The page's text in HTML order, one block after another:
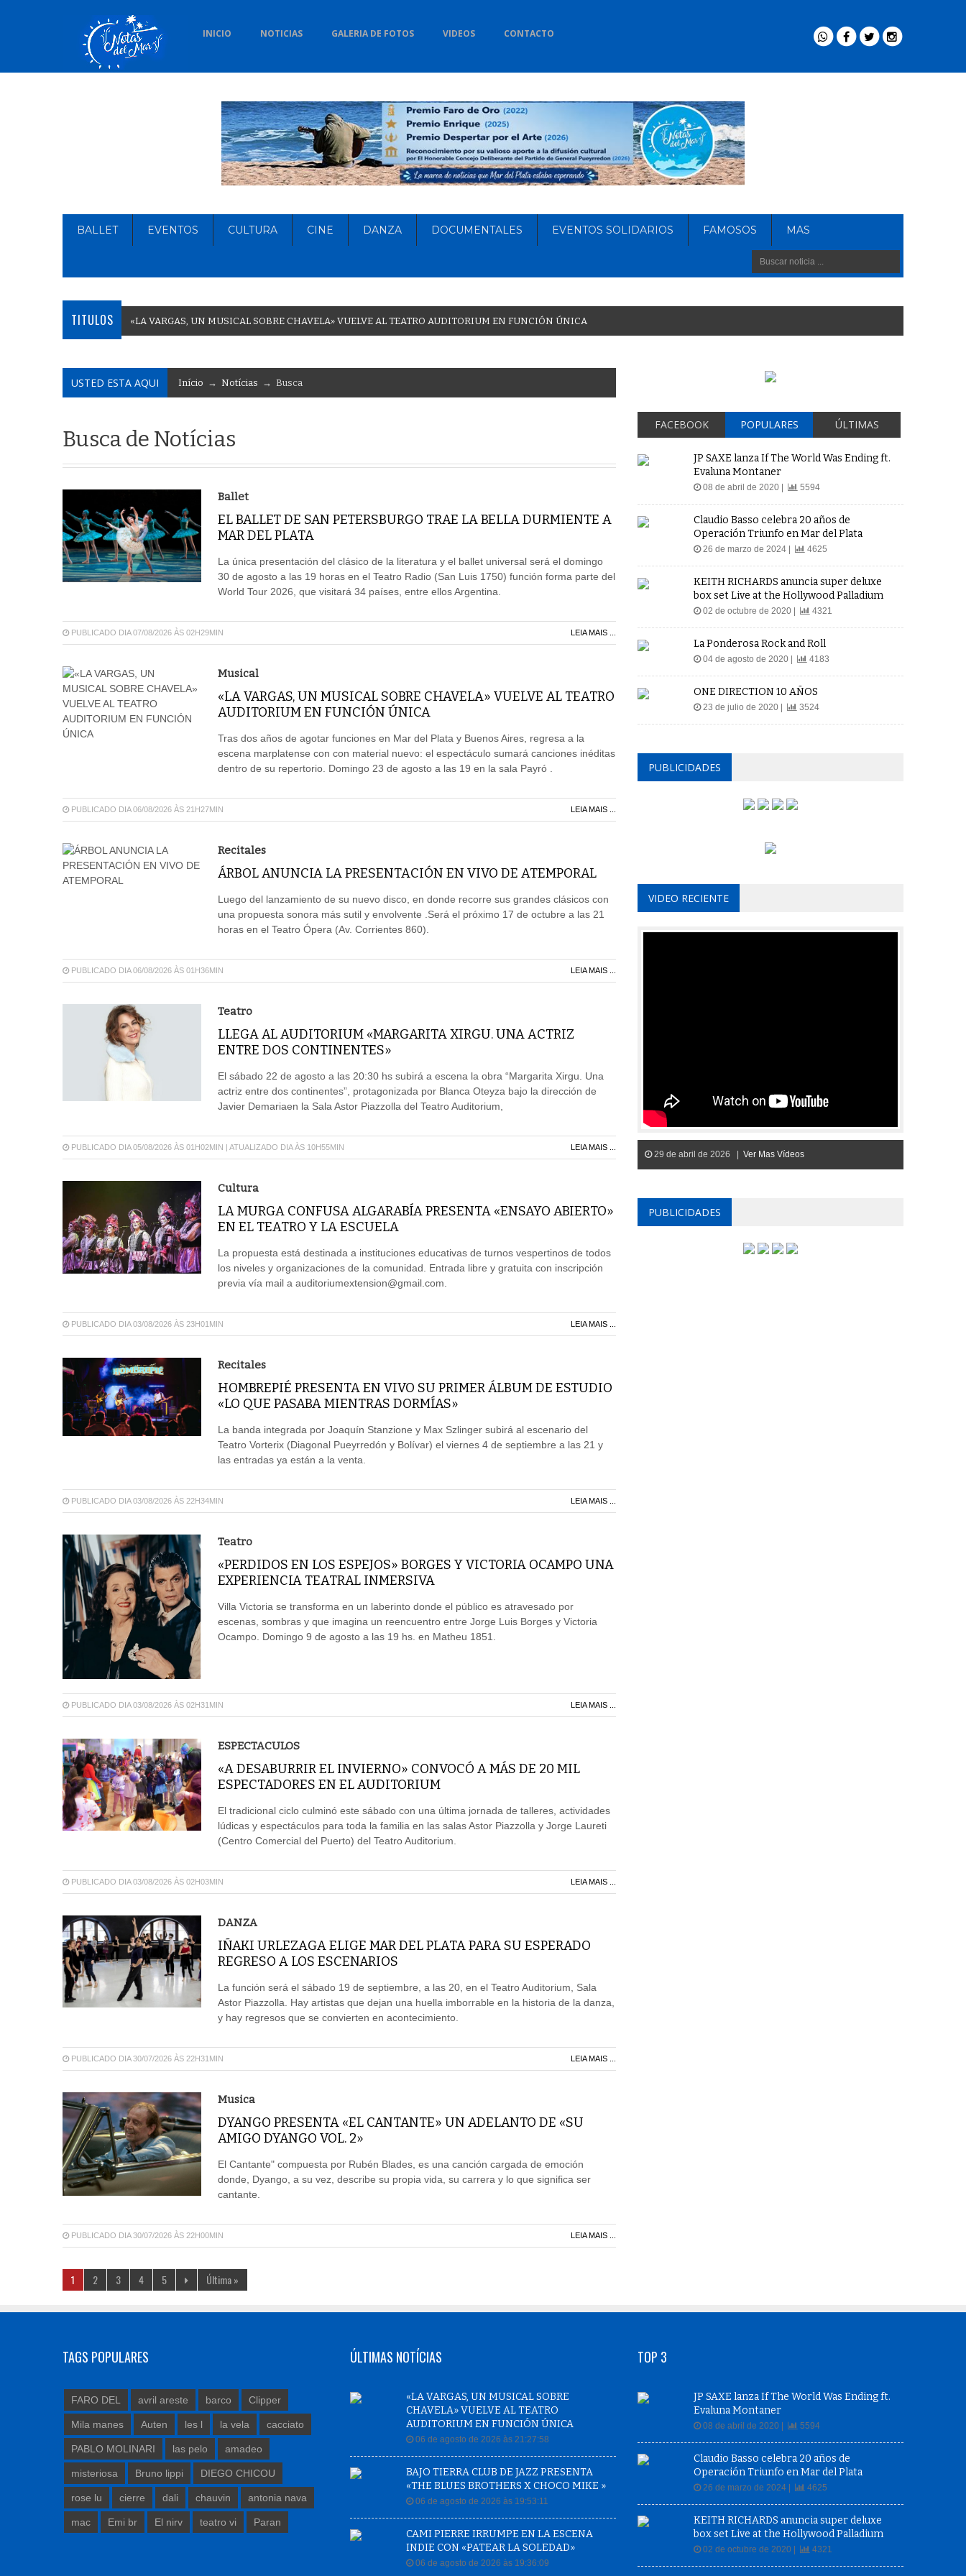
INICIO NOTICIAS GALERIA DE FOTOS VIDEOS CONTACTO
BALLET EVENTOS CULTURA CINE DANZA DOCUMENTALES EVENTOS SOLIDARIOS FAMOSOS MAS
TITULOS «LA VARGAS, UN MUSICAL SOBRE CHAVELA» VUELVE AL TEATRO AUDITORIUM EN FUNCIÓN ÚNICA
USTED ESTA AQUI Início → Notícias → Busca
Busca de Notícias
Ballet
EL BALLET DE SAN PETERSBURGO TRAE LA BELLA DURMIENTE A
MAR DEL PLATA
La única presentación del clásico de la literatura y el ballet universal será el domingo
30 de agosto a las 19 horas en el Teatro Radio (San Luis 1750) función forma parte del
World Tour 2026, que visitará 34 países, entre ellos Argentina.
PUBLICADO DIA 07/08/2026 ÀS 02H29MIN LEIA MAIS ...
Musical
«LA VARGAS, UN MUSICAL SOBRE CHAVELA» VUELVE AL TEATRO
AUDITORIUM EN FUNCIÓN ÚNICA
Tras dos años de agotar funciones en Mar del Plata y Buenos Aires, regresa a la
escena marplatense con con material nuevo: el espectáculo sumará canciones inéditas
dentro de su repertorio. Domingo 23 de agosto a las 19 en la sala Payró .
PUBLICADO DIA 06/08/2026 ÀS 21H27MIN LEIA MAIS ...
Recitales
ÁRBOL ANUNCIA LA PRESENTACIÓN EN VIVO DE ATEMPORAL
Luego del lanzamiento de su nuevo disco, en donde recorre sus grandes clásicos con
una propuesta sonora más sutil y envolvente .Será el próximo 17 de octubre a las 21
horas en el Teatro Ópera (Av. Corrientes 860).
PUBLICADO DIA 06/08/2026 ÀS 01H36MIN LEIA MAIS ...
Teatro
LLEGA AL AUDITORIUM «MARGARITA XIRGU. UNA ACTRIZ
ENTRE DOS CONTINENTES»
El sábado 22 de agosto a las 20:30 hs subirá a escena la obra “Margarita Xirgu. Una
actriz entre dos continentes”, protagonizada por Blanca Oteyza bajo la dirección de
Javier Demariaen la Sala Astor Piazzolla del Teatro Auditorium,
PUBLICADO DIA 05/08/2026 ÀS 01H02MIN | ATUALIZADO DIA ÀS 10H55MIN LEIA MAIS ...
Cultura
LA MURGA CONFUSA ALGARABÍA PRESENTA «ENSAYO ABIERTO»
EN EL TEATRO Y LA ESCUELA
La propuesta está destinada a instituciones educativas de turnos vespertinos de todos
los niveles y organizaciones de la comunidad. Entrada libre y gratuita con inscripción
previa vía mail a auditoriumextension@gmail.com.
PUBLICADO DIA 03/08/2026 ÀS 23H01MIN LEIA MAIS ...
Recitales
HOMBREPIÉ PRESENTA EN VIVO SU PRIMER ÁLBUM DE ESTUDIO
«LO QUE PASABA MIENTRAS DORMÍAS»
La banda integrada por Joaquín Stanzione y Max Szlinger subirá al escenario del
Teatro Vorterix (Diagonal Pueyrredón y Bolívar) el viernes 4 de septiembre a las 21 y
las entradas ya están a la venta.
PUBLICADO DIA 03/08/2026 ÀS 22H34MIN LEIA MAIS ...
Teatro
«PERDIDOS EN LOS ESPEJOS» BORGES Y VICTORIA OCAMPO UNA
EXPERIENCIA TEATRAL INMERSIVA
Villa Victoria se transforma en un laberinto donde el público es atravesado por
escenas, sombras y que imagina un reencuentro entre Jorge Luis Borges y Victoria
Ocampo. Domingo 9 de agosto a las 19 hs. en Matheu 1851.
PUBLICADO DIA 03/08/2026 ÀS 02H31MIN LEIA MAIS ...
ESPECTACULOS
«A DESABURRIR EL INVIERNO» CONVOCÓ A MÁS DE 20 MIL
ESPECTADORES EN EL AUDITORIUM
El tradicional ciclo culminó este sábado con una última jornada de talleres, actividades
lúdicas y espectáculos para toda la familia en las salas Astor Piazzolla y Jorge Laureti
(Centro Comercial del Puerto) del Teatro Auditorium.
PUBLICADO DIA 03/08/2026 ÀS 02H03MIN LEIA MAIS ...
DANZA
IÑAKI URLEZAGA ELIGE MAR DEL PLATA PARA SU ESPERADO
REGRESO A LOS ESCENARIOS
La función será el sábado 19 de septiembre, a las 20, en el Teatro Auditorium, Sala
Astor Piazzolla. Hay artistas que dejan una huella imborrable en la historia de la danza,
y hay regresos que se convierten en acontecimiento.
PUBLICADO DIA 30/07/2026 ÀS 22H31MIN LEIA MAIS ...
Musica
DYANGO PRESENTA «EL CANTANTE» UN ADELANTO DE «SU
AMIGO DYANGO VOL. 2»
El Cantante" compuesta por Rubén Blades, es una canción cargada de emoción
donde, Dyango, a su vez, describe su propia vida, su carrera y lo que significa ser
cantante.
PUBLICADO DIA 30/07/2026 ÀS 22H00MIN LEIA MAIS ...
1 2 3 4 5 Última »
FACEBOOK POPULARES ÚLTIMAS
JP SAXE lanza If The World Was Ending ft.
Evaluna Montaner
08 de abril de 2020 | 5594
Claudio Basso celebra 20 años de
Operación Triunfo en Mar del Plata
26 de marzo de 2024 | 4625
KEITH RICHARDS anuncia super deluxe
box set Live at the Hollywood Palladium
02 de octubre de 2020 | 4321
La Ponderosa Rock and Roll
04 de agosto de 2020 | 4183
ONE DIRECTION 10 AÑOS
23 de julio de 2020 | 3524
PUBLICIDADES
VIDEO RECIENTE
29 de abril de 2026 | Ver Mas Vídeos
PUBLICIDADES
TAGS POPULARES
FARO DEL avril areste barco Clipper
Mila manes Auten les l la vela cacciato
PABLO MOLINARI las pelo amadeo
misteriosa Bruno lippi DIEGO CHICOU
rose lu cierre dali chauvin antonia nava
mac Emi br El nirv teatro vi Paran
ÚLTIMAS NOTÍCIAS
«LA VARGAS, UN MUSICAL SOBRE
CHAVELA» VUELVE AL TEATRO
AUDITORIUM EN FUNCIÓN ÚNICA
06 de agosto de 2026 às 21:27:58
BAJO TIERRA CLUB DE JAZZ PRESENTA
«THE BLUES BROTHERS X CHOCO MIKE »
06 de agosto de 2026 às 19:53:11
CAMI PIERRE IRRUMPE EN LA ESCENA
INDIE CON «PATEAR LA SOLEDAD»
06 de agosto de 2026 às 19:36:09
TOP 3
JP SAXE lanza If The World Was Ending ft.
Evaluna Montaner
08 de abril de 2020 | 5594
Claudio Basso celebra 20 años de
Operación Triunfo en Mar del Plata
26 de marzo de 2024 | 4625
KEITH RICHARDS anuncia super deluxe
box set Live at the Hollywood Palladium
02 de octubre de 2020 | 4321